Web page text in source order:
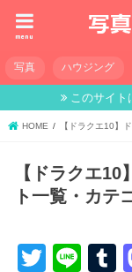
menu
写真 ハウジング
このサイ
HOME 【ドラクエ10】
【ドラクエ
ト一覧・カテ
T
Li